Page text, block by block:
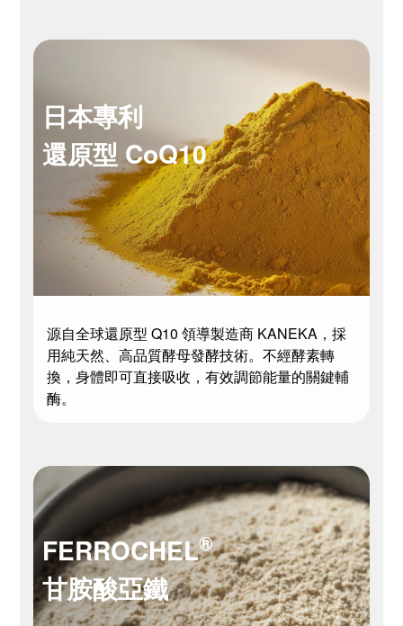
日本專利
還原型 CoQ10
源自全球還原型 Q10 領導製造商 KANEKA，採
用純天然、高品質酵母發酵技術。不經酵素轉
換，身體即可直接吸收，有效調節能量的關鍵輔
酶。
FERROCHEL®
甘胺酸亞鐵